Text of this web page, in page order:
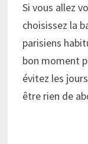
Si vous allez
choisissez la
parisiens
bon moment
évitez les
être rien de